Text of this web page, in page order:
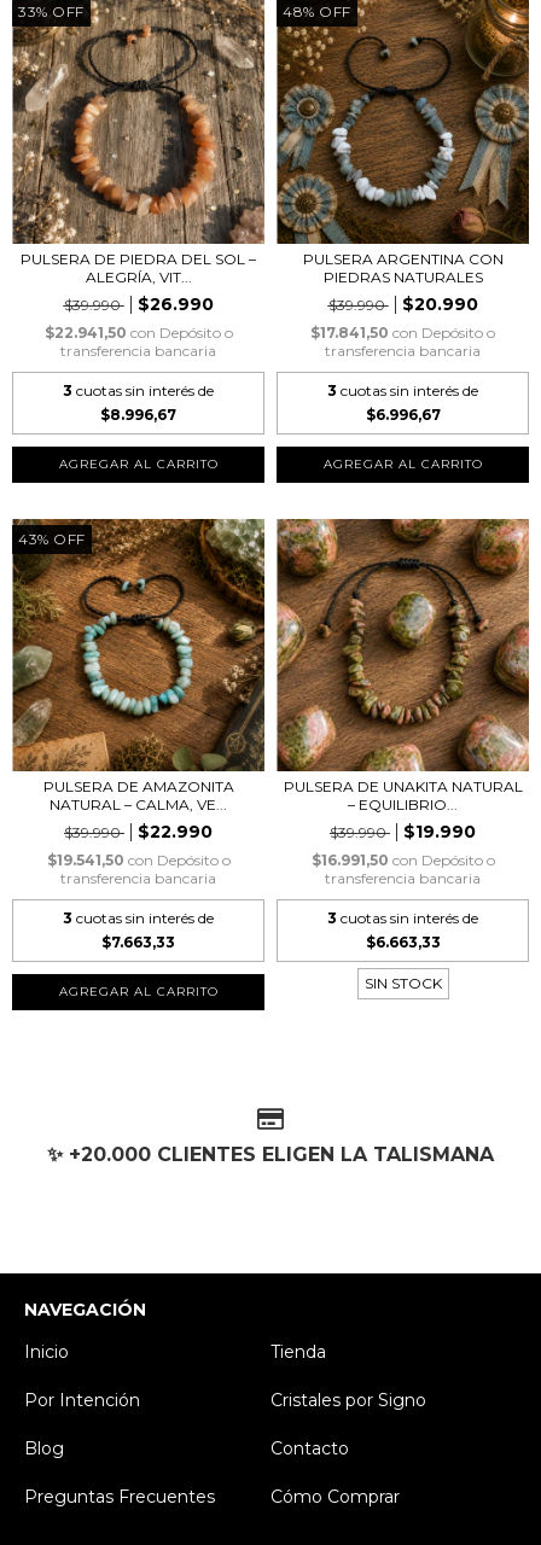
33% OFF
PULSERA DE PIEDRA DEL SOL –
ALEGRÍA, VIT...
$39.990
$26.990
$22.941,50 con Depósito o
transferencia bancaria
3 cuotas sin interés de
$8.996,67
48% OFF
PULSERA ARGENTINA CON
PIEDRAS NATURALES
$39.990
$20.990
$17.841,50 con Depósito o
transferencia bancaria
3 cuotas sin interés de
$6.996,67
43% OFF
PULSERA DE AMAZONITA
NATURAL – CALMA, VE...
$39.990
$22.990
$19.541,50 con Depósito o
transferencia bancaria
3 cuotas sin interés de
$7.663,33
PULSERA DE UNAKITA NATURAL
– EQUILIBRIO...
$39.990
$19.990
$16.991,50 con Depósito o
transferencia bancaria
3 cuotas sin interés de
$6.663,33
SIN STOCK
✨ +20.000 CLIENTES ELIGEN LA TALISMANA
NAVEGACIÓN
Inicio
Tienda
Por Intención Cristales por Signo
Blog Contacto
Preguntas Frecuentes Cómo Comprar